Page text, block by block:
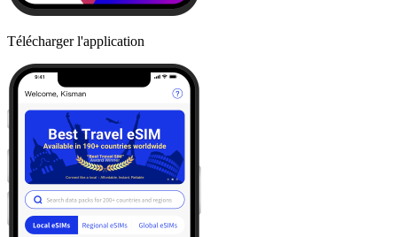
Télécharger l'application